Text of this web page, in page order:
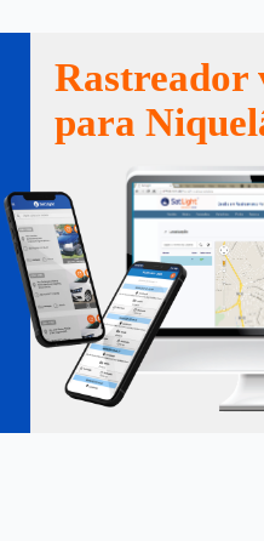
Rastreador
para